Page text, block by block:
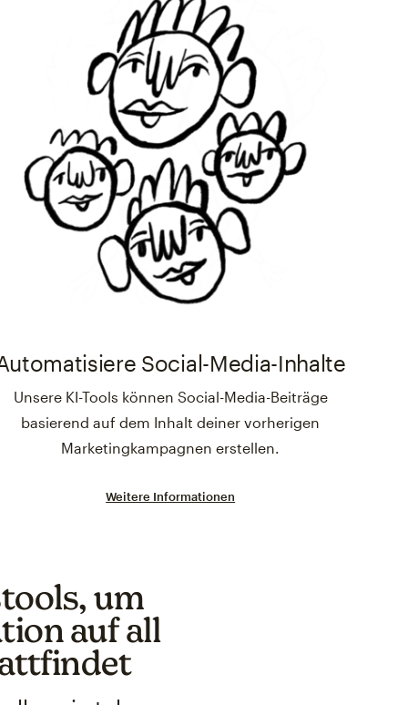
Social-Media-Inhalte
Unsere KI-Tools können Social-Media-Beiträge
basierend auf dem Inhalt deiner vorherigen
Marketingkampagnen erstellen.
Weitere Informationen
um
auf all